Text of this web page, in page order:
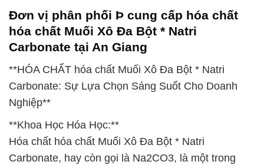
Đơn vị phân phối Þ cung cấp hóa chất
hóa chất Muối Xô Đa Bột * Natri
Carbonate tại An Giang
**HÓA CHẤT hóa chất Muối Xô Đa Bột * Natri
Carbonate: Sự Lựa Chọn Sáng Suốt Cho Doanh
Nghiệp**
**Khoa Học Hóa Học:**
Hóa chất hóa chất Muối Xô Đa Bột * Natri
Carbonate, hay còn gọi là Na2CO3, là một trong